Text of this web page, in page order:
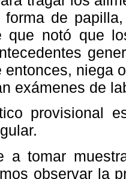
de
que notó que
entonces, niega
exámenes de
provisional
a tomar
observar la